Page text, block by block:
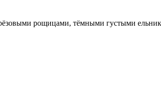
рощицами, тёмными густыми